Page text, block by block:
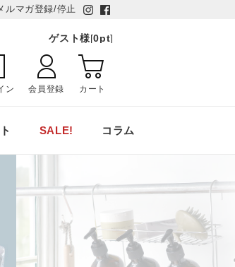
ルマガ登録/停止
ゲスト様[0pt]
ン 会員登録 カート
SALE! コラム